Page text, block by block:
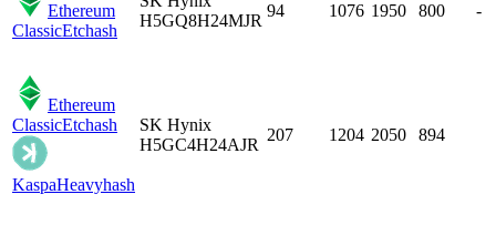
Ethereum
ClassicEtchash
H5GQ8H24MJR
94 1076 1950 800 -
Ethereum
ClassicEtchash
KaspaHeavyhash
SK Hynix
H5GC4H24AJR
207 1204 2050 894